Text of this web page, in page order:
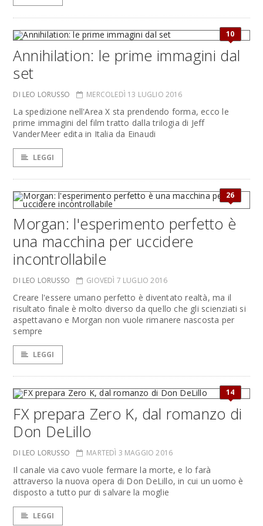
10
Annihilation: le prime immagini dal
set
DI LEO LORUSSO MERCOLEDÌ 13 LUGLIO 2016
La spedizione nell'Area X sta prendendo forma, ecco le
prime immagini del film tratto dalla trilogia di Jeff
VanderMeer edita in Italia da Einaudi
LEGGI
26
Morgan: l'esperimento perfetto è
una macchina per uccidere
incontrollabile
DI LEO LORUSSO GIOVEDÌ 7 LUGLIO 2016
Creare l'essere umano perfetto è diventato realtà, ma il
risultato finale è molto diverso da quello che gli scienziati si
aspettavano e Morgan non vuole rimanere nascosta per
sempre
LEGGI
14
FX prepara Zero K, dal romanzo di
Don DeLillo
DI LEO LORUSSO MARTEDÌ 3 MAGGIO 2016
Il canale via cavo vuole fermare la morte, e lo farà
attraverso la nuova opera di Don DeLillo, in cui un uomo è
disposto a tutto pur di salvare la moglie
LEGGI